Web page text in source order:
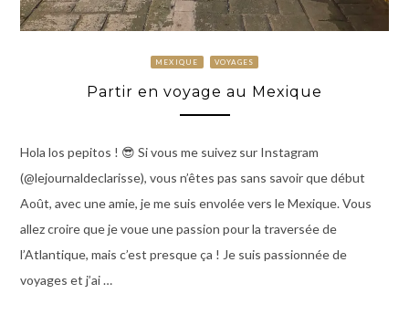
MEXIQUE VOYAGES
Partir en voyage au Mexique
Hola los pepitos ! 😎 Si vous me suivez sur Instagram
(@lejournaldeclarisse), vous n’êtes pas sans savoir que début
Août, avec une amie, je me suis envolée vers le Mexique. Vous
allez croire que je voue une passion pour la traversée de
l’Atlantique, mais c’est presque ça ! Je suis passionnée de
voyages et j’ai …